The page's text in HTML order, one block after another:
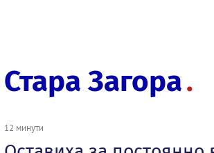
Стара Загора
12 минути